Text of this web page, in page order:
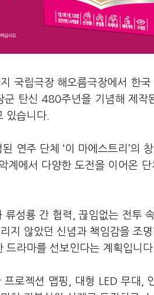
국립극장 해오름극장에서 한
탄신 480주년을 기념해 제작
있습니다.
연주 단체 ‘이 마에스트리’의
계에서 다양한 도전을 이어온
성룡 간 협력, 끊임없는 전투
지 않았던 신념과 책임감을 조
라마를 선보인다는 계획입니다.
로젝션 맵핑, 대형 LED 무대,